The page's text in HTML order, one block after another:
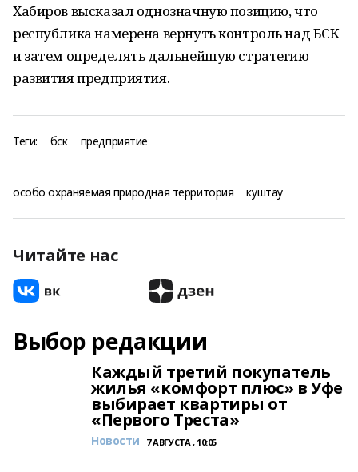
Хабиров высказал однозначную позицию, что
республика намерена вернуть контроль над БСК
и затем определять дальнейшую стратегию
развития предприятия.
Теги: бск предприятие
особо охраняемая природная территория куштау
Читайте нас
Выбор редакции
Каждый третий покупатель
жилья «комфорт плюс» в Уфе
выбирает квартиры от
«Первого Треста»
Новости 7 АВГУСТА , 10:05